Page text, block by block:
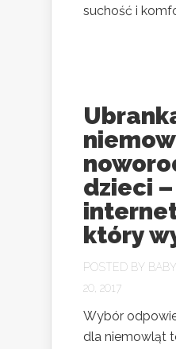
suchość i
dzieci
który
POSTED BY
20, 2017
Wybór
dla niemowląt